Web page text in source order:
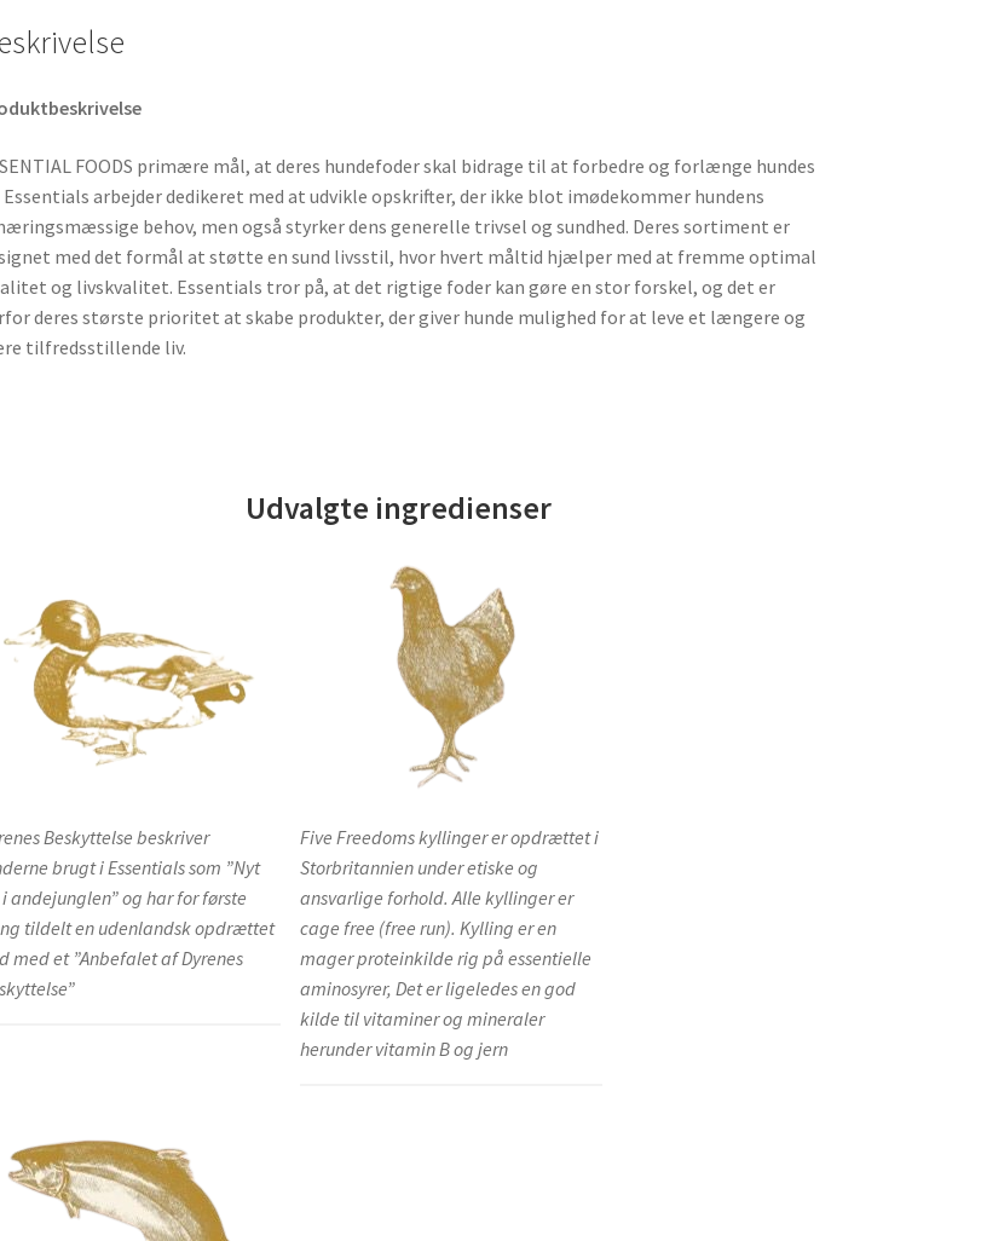
FOODS primære mål, at deres hundefoder skal bidrage til at forbedre og forlænge hundes
Essentials arbejder dedikeret med at udvikle opskrifter, der ikke blot imødekommer hundens
behov, men også styrker dens generelle trivsel og sundhed. Deres sortiment er
med det formål at støtte en sund livsstil, hvor hvert måltid hjælper med at fremme optimal
og livskvalitet. Essentials tror på, at det rigtige foder kan gøre en stor forskel, og det er
deres største prioritet at skabe produkter, der giver hunde mulighed for at leve et længere og
tilfredsstillende liv.
Udvalgte ingredienser
Beskyttelse beskriver
brugt i Essentials som ”Nyt
i andejunglen” og har for første
tildelt en udenlandsk opdrættet
med et ”Anbefalet af Dyrenes
Five Freedoms kyllinger er opdrættet i
Storbritannien under etiske og
ansvarlige forhold. Alle kyllinger er
cage free (free run). Kylling er en
mager proteinkilde rig på essentielle
aminosyrer, Det er ligeledes en god
kilde til vitaminer og mineraler
herunder vitamin B og jern